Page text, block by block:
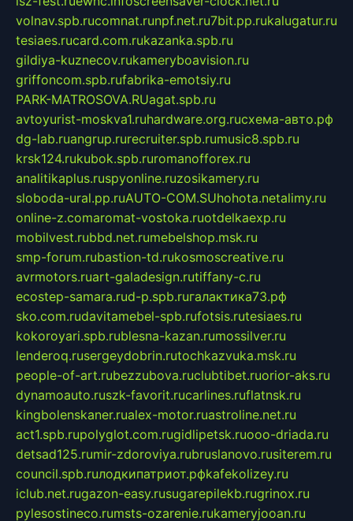
volnav.spb.rucomnat.runpf.net.ru7bit.pp.rukalugatur.ru
tesiaes.rucard.com.rukazanka.spb.ru
gildiya-kuznecov.rukameryboavision.ru
griffoncom.spb.rufabrika-emotsiy.ru
PARK-MATROSOVA.RUagat.spb.ru
avtoyurist-moskva1.ruhardware.org.ruсхема-авто.рф
dg-lab.ruangrup.rurecruiter.spb.rumusic8.spb.ru
krsk124.rukubok.spb.ruromanofforex.ru
analitikaplus.ruspyonline.ruzosikamery.ru
sloboda-ural.pp.ruAUTO-COM.SUhohota.netalimy.ru
online-z.comaromat-vostoka.ruotdelkaexp.ru
mobilvest.rubbd.net.rumebelshop.msk.ru
smp-forum.rubastion-td.rukosmoscreative.ru
avrmotors.ruart-galadesign.rutiffany-c.ru
ecostep-samara.rud-p.spb.ruгалактика73.рф
sko.com.rudavitamebel-spb.rufotsis.rutesiaes.ru
kokoroyari.spb.rublesna-kazan.rumossilver.ru
lenderoq.rusergeydobrin.rutochkazvuka.msk.ru
people-of-art.rubezzubova.ruclubtibet.ruorior-aks.ru
dynamoauto.ruszk-favorit.rucarlines.ruflatnsk.ru
kingbolenskaner.rualex-motor.ruastroline.net.ru
act1.spb.rupolyglot.com.rugidlipetsk.ruooo-driada.ru
detsad125.rumir-zdoroviya.rubruslanovo.rusiterem.ru
council.spb.ruлодкипатриот.рфkafekolizey.ru
iclub.net.rugazon-easy.rusugarepilekb.rugrinox.ru
pylesostineco.rumsts-ozarenie.rukameryjooan.ru